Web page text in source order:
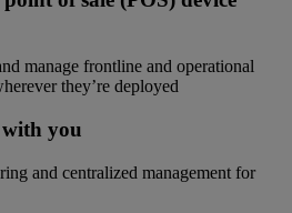
manage frontline and operational
they’re deployed
with you
and centralized management for